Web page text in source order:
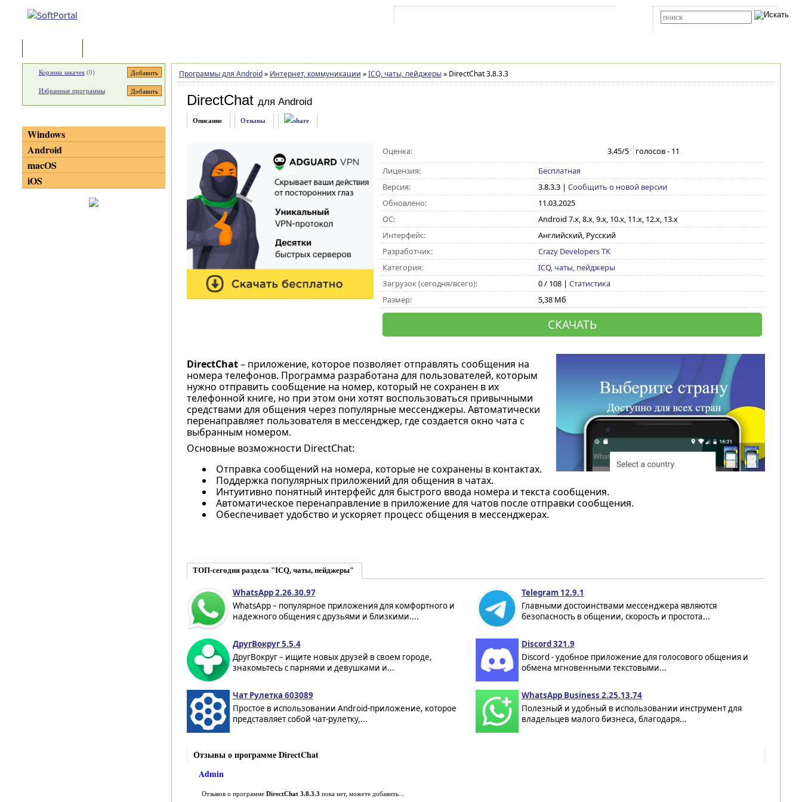
Программы для Android » Интернет, коммуникации » ICQ, чаты, пейджеры »DirectChat 3.8.3.3
DirectChat для Android
Описание Отзывы
Оценка: 3.45/5 голосов - 11
Лицензия:
Бесплатная
Версия:
3.8.3.3| Сообщить о новой версии
Обновлено:
11.03.2025
ОС:
Android 7.x, 8.x, 9.x, 10.x, 11.x, 12.x, 13.x
Интерфейс:
Английский, Русский
Разработчик:
Crazy Developers TK
Категория:
ICQ, чаты, пейджеры
Загрузок (сегодня/всего):
0 / 108 | Статистика
Размер:
5,38 Мб
СКАЧАТЬ
DirectChat– приложение, которое позволяет отправлять сообщения на
номера телефонов. Программа разработана для пользователей, которым
нужно отправить сообщение на номер, который не сохранен в их
телефонной книге, но при этом они хотят воспользоваться привычными
средствами для общения через популярные мессенджеры. Автоматически
перенаправляет пользователя в мессенджер, где создается окно чата с
выбранным номером.
Основные возможности DirectChat:
Отправка сообщений на номера, которые не сохранены в контактах.
Поддержка популярных приложений для общения в чатах.
Интуитивно понятный интерфейс для быстрого ввода номера и текста сообщения.
Автоматическое перенаправление в приложение для чатов после отправки сообщения.
Обеспечивает удобство и ускоряет процесс общения в мессенджерах.
ТОП-сегодня раздела "ICQ, чаты, пейджеры"
WhatsApp 2.26.30.97
WhatsApp – популярное приложения для комфортного и
надежного общения с друзьями и близкими....
Telegram 12.9.1
Главными достоинствами мессенджера являются
безопасность в общении, скорость и простота...
ДругВокруг 5.5.4
ДругВокруг – ищите новых друзей в своем городе,
знакомьтесь с парнями и девушками и...
Discord 321.9
Discord - удобное приложение для голосового общения и
обмена мгновенными текстовыми...
Чат Рулетка 603089
Простое в использовании Android-приложение, которое
представляет собой чат-рулетку,...
WhatsApp Business 2.25.13.74
Полезный и удобный в использовании инструмент для
владельцев малого бизнеса, благодаря...
Отзывы о программе DirectChat
Admin
Отзывов о программе DirectChat 3.8.3.3 пока нет, можете добавить...
Корзина закачек(0)
Избранные программы
Windows
Android
macOS
iOS